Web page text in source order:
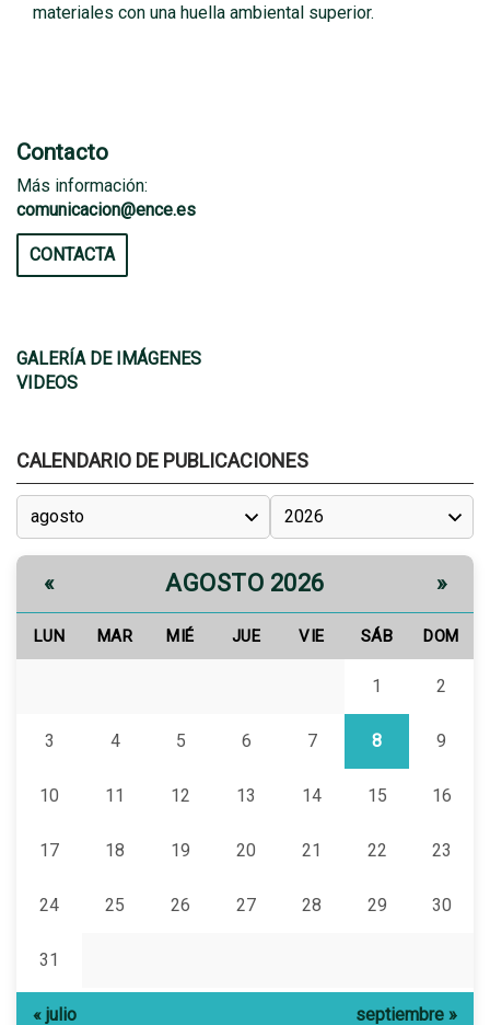
materiales con una huella ambiental superior.
Contacto
Más información:
comunicacion@ence.es
CONTACTA
GALERÍA DE IMÁGENES
VIDEOS
CALENDARIO DE PUBLICACIONES
« AGOSTO 2026 »
LUN MAR MIÉ JUE VIE SÁB DOM
1 2
3 4 5 6 7 8 9
10 11 12 13 14 15 16
17 18 19 20 21 22 23
24 25 26 27 28 29 30
31
« julio septiembre »